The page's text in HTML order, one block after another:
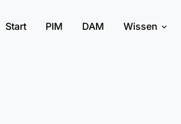
Start PIM DAM Wissen